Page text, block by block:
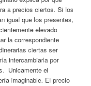
a precios ciertos. Si los
igual que los presentes,
elevado
la correspondiente
ciertas ser
intercambiarla por
Unicamente el
imaginable. El precio